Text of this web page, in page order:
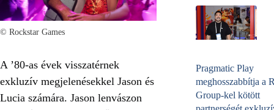
© Rockstar Games
A ’80-as évek visszatérnek
exkluzív megjelenésekkel Jason és
Lucia számára. Jason lenvászon
Pragmatic Play
meghosszabbítja a
Group-kel kötött